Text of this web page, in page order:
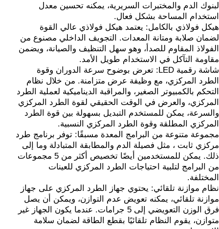
لبنوك الدم والمختبرات السريرية، يمكنه تحسين معدل
استخدام المساحة بشكل فعال.
هيكل فولاذي بالكامل: يعتمد هيكل فولاذي عالي القوة
لضمان صلابة ومتانة المعدات. التجويف الداخلي مصنوع من
الفولاذ المقاوم للصدأ، وهو سهل التنظيف والصيانة، ويضمن
مقاومة التآكل في الاستخدام طويل الأمد.
شاشة رقمية LED: تعرض بوضوح سرعة الدوران وقوة
الطرد المركزي، مع وظيفة عرض متزامنة. من خلال نظام
التحكم بالكمبيوتر الصغير، والمراقبة الديناميكية لعملية الطرد
المركزي، والعرض في الوقت الحقيقي لقوة الطرد المركزي
والسرعة، يمكن للمستخدم التبديل بسهولة بين قوة الطرد
المركزي المطلقة وقوة الطرد المركزي النسبية.
مجموعة متنوعة من البرامج المعدة مسبقًا: توفر برنامج طرد
مركزي ثابت ، مثل فصيلة الدم والمطابقة المتبادلة وما إلى
ذلك. يمكن للمستخدمين أيضًا تخصيص أكثر من 5 مجموعات
من البرامج لتلبية احتياجات الطرد المركزي للعينات
المختلفة.
نظام موازنة تلقائي: يحتوي جهاز الطرد المركزي على جهاز
موازنة تلقائي، يمكنه تعويض عدم التوازن، ويمكن أن يصل
فرق الوزن التعويضي إلى 5 جرامات. عندما يكون الجهاز غير
متوازن، يقوم النظام تلقائيًا بقطع الطاقة لضمان سلامة